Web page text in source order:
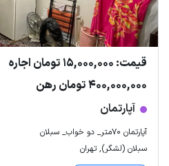
قیمت: 15,000,000 تومان اجاره
400,000,000 تومان رهن
آپارتمان
آپارتمان ۷۰متر_ دو خواب_ سبلان
سبلان (لشگر), تهران